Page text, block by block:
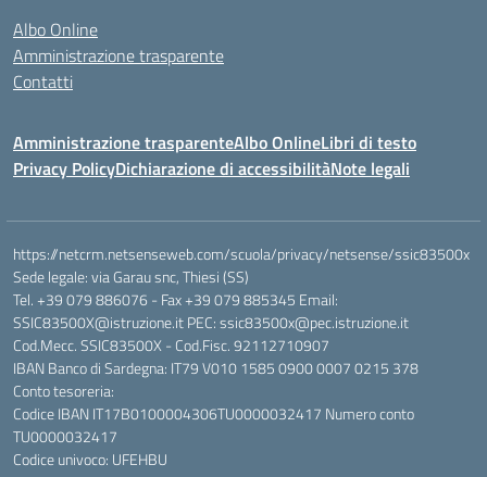
Albo Online
Amministrazione trasparente
Contatti
Amministrazione trasparenteAlbo OnlineLibri di testo
Privacy PolicyDichiarazione di accessibilitàNote legali
https://netcrm.netsenseweb.com/scuola/privacy/netsense/ssic83500x
Sede legale: via Garau snc, Thiesi (SS)
Tel. +39 079 886076 - Fax +39 079 885345 Email:
SSIC83500X@istruzione.it PEC: ssic83500x@pec.istruzione.it
Cod.Mecc. SSIC83500X - Cod.Fisc. 92112710907
IBAN Banco di Sardegna: IT79 V010 1585 0900 0007 0215 378
Conto tesoreria:
Codice IBAN IT17B0100004306TU0000032417 Numero conto
TU0000032417
Codice univoco: UFEHBU